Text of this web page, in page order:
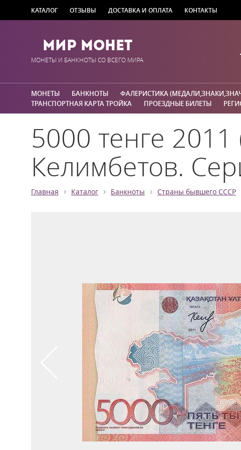
КАТАЛОГ ОТЗЫВЫ ДОСТАВКА И ОПЛАТА КОНТАКТЫ
Мир Монет
МОНЕТЫ И БАНКНОТЫ СО ВСЕГО МИРА
МОНЕТЫ БАНКНОТЫ ФАЛЕРИСТИКА
ТРАНСПОРТНАЯ КАРТА ТРОЙКА
ПРОЕЗДНЫЕ БИЛЕТЫ
5000 тенге
Келимбетов.
Главная › Каталог › Банкноты › Страны бывшего СССР